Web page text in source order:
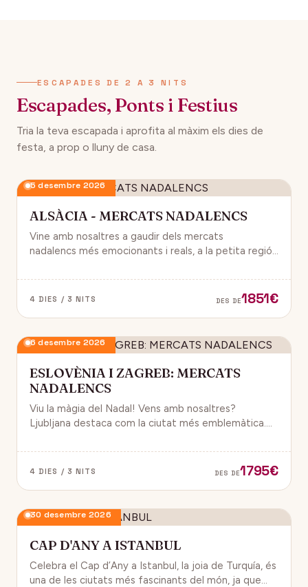
ESCAPADES DE 2 A 3 NITS
Escapades, Ponts i Festius
Tria la teva escapada i aprofita al màxim els dies de
festa, a prop o lluny de casa.
5 desembre 2026
ALSÀCIA - MERCATS NADALENCS
Vine amb nosaltres a gaudir dels mercats
nadalencs més emocionants i reals, a la petita regió
4 DIES / 3 NITS DES DE1851€
6 desembre 2026
ESLOVÈNIA I ZAGREB: MERCATS
NADALENCS
Viu la màgia del Nadal! Vens amb nosaltres?
Ljubljana destaca com la ciutat més emblemàtica.
destinacions nadalenques d’Europa.
4 DIES / 3 NITS DES DE1795€
30 desembre 2026
CAP D'ANY A ISTANBUL
Celebra el Cap d’Any a Istanbul, la joia de Turquía, és
una de les ciutats més fascinants del món, ja que